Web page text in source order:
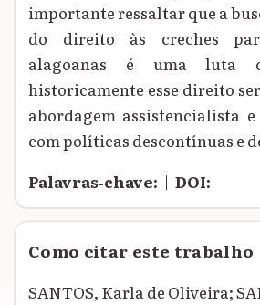
importante ressaltar que a
do direito às creches
alagoanas é uma luta
historicamente esse direito
abordagem assistencialista
com políticas descontínuas e
Palavras‑chave: | DOI:
Como citar este trabalho
SANTOS, Karla de Oliveira;